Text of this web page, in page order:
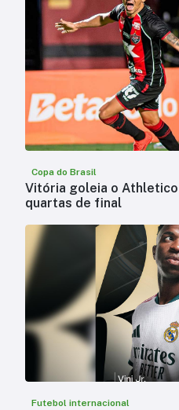
Copa do Brasil
Vitória goleia o Athletico
quartas de final
Futebol internacional